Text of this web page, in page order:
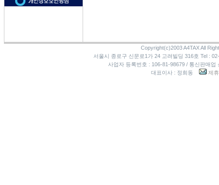
Copyright(c)2003 A4TAX All
서울시 종로구 신문로1가 24 고려빌딩 316호 Tel :
사업자 등록번호 : 106-81-98679 / 통신판매업
대표이사 : 정희동
제